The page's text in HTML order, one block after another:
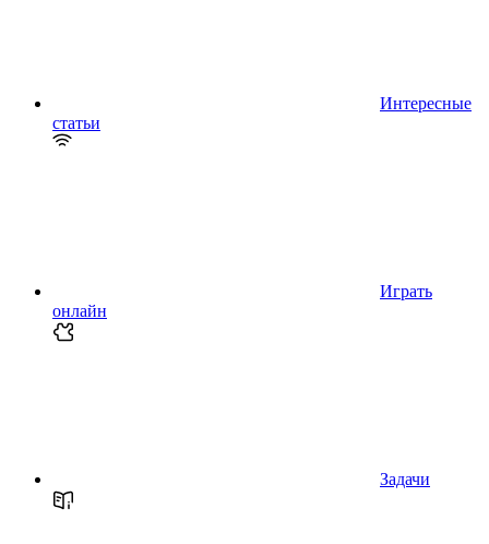
Интересные
статьи
Играть
онлайн
Задачи